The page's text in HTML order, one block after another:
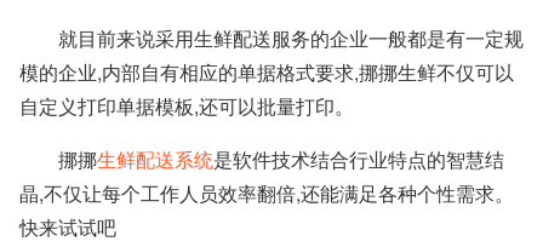
就目前来说采用生鲜配送服务的企业一般都是有一定规
模的企业,内部自有相应的单据格式要求,挪挪生鲜不仅可以
自定义打印单据模板,还可以批量打印。
挪挪生鲜配送系统是软件技术结合行业特点的智慧结
晶,不仅让每个工作人员效率翻倍,还能满足各种个性需求。
快来试试吧